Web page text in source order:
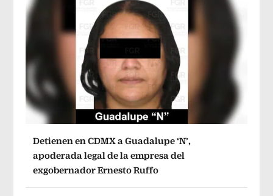
Detienen en CDMX a Guadalupe ‘N’,
apoderada legal de la empresa del
exgobernador Ernesto Ruffo